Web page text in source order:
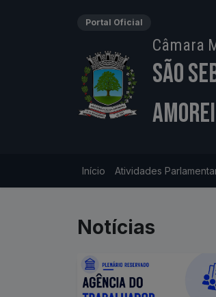
Portal Oficial
Câmara
São
Início Atividades
Notícias